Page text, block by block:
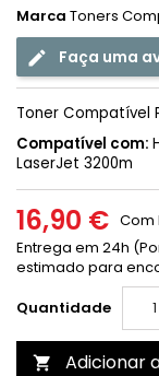
Marca Toners
Faça uma
Toner Compatível
Compatível com:
LaserJet 3200m
16,90 € Com
Entrega em 24h
estimado para
Quantidade
 Adicionar